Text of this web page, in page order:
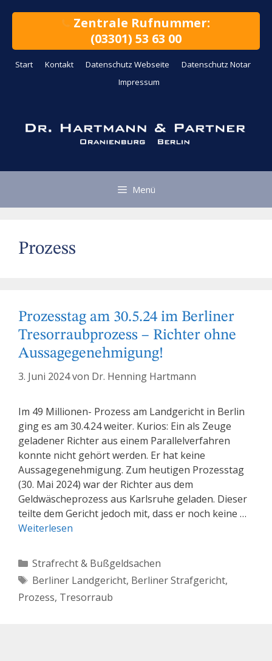
Zentrale Rufnummer:
(03301) 53 63 00
Start Kontakt Datenschutz Webseite
Datenschutz Notar
Impressum
Menü
Prozess
Prozesstag am 30.5.24 im Berliner
Tresorraubprozess – Richter ohne
Aussagegenehmigung!
3. Juni 2024von Dr. Henning Hartmann
Im 49 Millionen- Prozess am Landgericht in Berlin
ging es am 30.4.24 weiter. Kurios: Ein als Zeuge
geladener Richter aus einem Parallelverfahren
konnte nicht gehört werden. Er hat keine
Aussagegenehmigung. Zum heutigen Prozesstag
(30. Mai 2024) war der Richter aus dem
Geldwäscheprozess aus Karlsruhe geladen. Dieser
teilte dem Gericht jedoch mit, dass er noch keine …
Weiterlesen
Kategorien
Strafrecht & Bußgeldsachen
Schlagwörter
Berliner Landgericht, Berliner Strafgericht,
Prozess, Tresorraub